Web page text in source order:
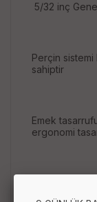
5/32 inç
Perçin
sahiptir
Emek
ergonomi
Kaymaz sap